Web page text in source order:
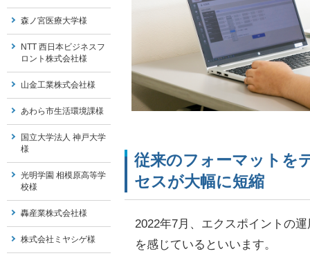
従来のフォーマットを
セスが大幅に短縮
2022年7月、エクスポイントの
を感じているといいます。
森ノ宮医療大学様
NTT 西日本ビジネスフ
ロント株式会社様
山金工業株式会社様
あわら市生活環境課様
国立大学法人 神戸大学
様
光明学園 相模原高等学
校様
轟産業株式会社様
株式会社ミヤシゲ様